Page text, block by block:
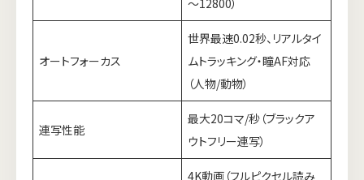
オートフォーカス
世界最速0.02秒、リアルタイ
ムトラッキング・瞳AF対応
（人物/動物）
連写性能
最大20コマ/秒（ブラックア
ウトフリー連写）
4K動画（フルピクセル読み